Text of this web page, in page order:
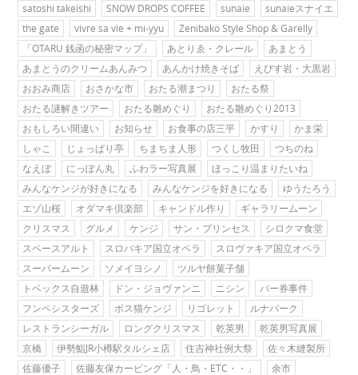
satoshi takeishi
SNOW DROPS COFFEE sunaie
sunaieスナイエ
the gate
vivre sa vie + mi-yyu
Zenibako Style Shop & Garelly
「OTARU 銭函の秘密マップ」
あとりゑ・クレール
あまとう
あまとうのクリームあんみつ
あんかけ焼きそば
えびす岩・大黒岩
おおみ商店
おさかな市 おたる潮まつり
おたる祭
おたる謎解きツアー
おたる雛めぐり
おたる雛めぐり2013
おもしろい間違い
お知らせ お食事の店三平 かすり
かま栄
しゃこ
じょっぱり亭 ちまちま人形 つくし牧田
つちのね
なえぼ
にっぽん丸 ふわラー写真展
ほっこり温まりたいね
みんなケンジが好きになる
みんなケンジを好きになる
ゆうたろう
エゾ山桜
オダマキ倶楽部 キャンドル作り
ギャラリームーン
クリスマス
グルメ ケンジ サン・プリンセス
シロクマ食堂
スペースアルト
スロバキア国立オペラ
スロヴァキア国立オペラ
スーパームーン
ソメイヨシノ
ツルヤ餅菓子舗
トベックス自遊林
ドン・ジョヴァンニ ニシン
パー券事件
フンペシスターズ
ボス猫ケンジ リゴレット
ルナパーク
レストランシーガル
ロングクリスマス 乾英男
乾英男写真展
京橋
伊勢鮨JR小樽駅タルシェ店 住吉神社例大祭
佐々木縫製所
佐藤優子
佐藤友保カービング「人・鳥・ETC・・」
余市